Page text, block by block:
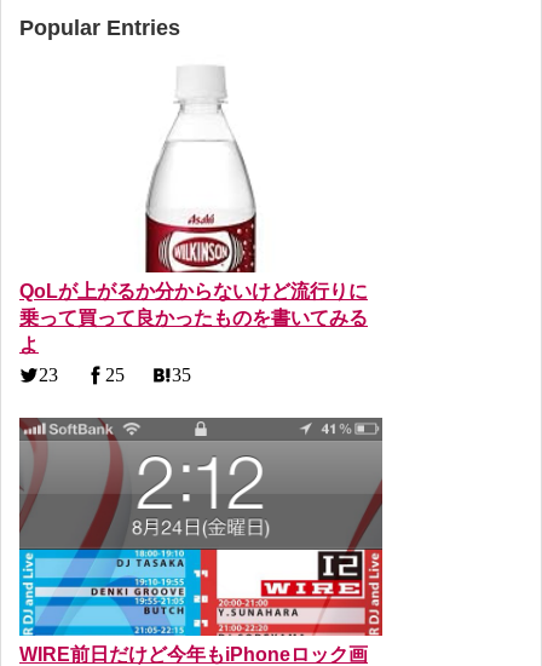
Popular Entries
QoLが上がるか分からないけど流行りに
乗って買って良かったものを書いてみる
よ
23 25 35
WIRE前日だけど今年もiPhoneロック画